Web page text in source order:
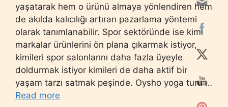
yaşatarak hem o ürünü almaya yönlendiren hem
de akılda kalıcılığı artıran pazarlama yöntemi
olarak tanımlanabilir. Spor sektöründe ise kimi
markalar ürünlerini ön plana çıkarmak istiyor,
kimileri spor salonlarını daha fazla üyeyle
doldurmak istiyor kimileri de daha aktif bir
yaşam tarzı satmak peşinde. Oysho yoga turu …
Read more